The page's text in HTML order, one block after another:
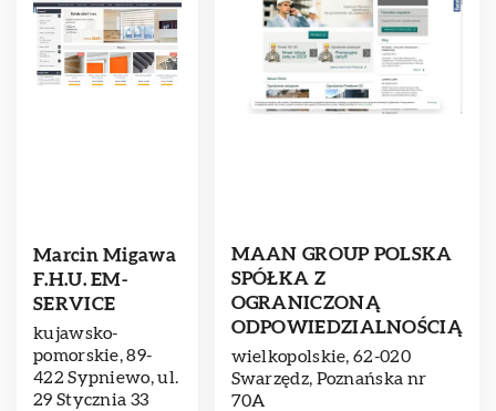
Marcin Migawa
F.H.U. EM-
SERVICE
kujawsko-
pomorskie, 89-
422 Sypniewo, ul.
29 Stycznia 33
MAAN GROUP POLSKA
SPÓŁKA Z
OGRANICZONĄ
ODPOWIEDZIALNOŚCIĄ
wielkopolskie, 62-020
Swarzędz, Poznańska nr
70A